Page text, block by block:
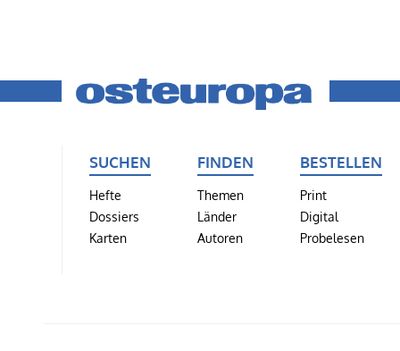
SUCHEN
Hefte
Dossiers
Karten
FINDEN
Themen
Länder
Autoren
BESTELLEN
Print
Digital
Probelesen